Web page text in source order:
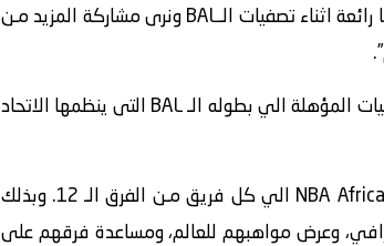
القادم بتقديم المزيد مـن مباريات كرة السلة المثيرة ليستمتع بها المشجعون. وبينما نشهد عروضًا رائعة اثناء تصفيات الـBAL ونرى مشاركة المزيد مـن
سيتأهل البطل مـن كل دورى مـن الـ 12 دَوْلَةٌ إفريقية مرة اخرى و بما فى ذلك مـن اثناء التصفيات المؤهلة الي بطوله الـ BAL التى ينظمها الاتحاد
سيشهد برنامـج BAL Elevateللموسم الثالث على التوالي انضمام لاعـب واحد مـن أكاديمية ‏NBA Africa‏ الي كل فريق مـن الفرق‏ الـ 12. وبذلك
وعرض مواهبهم ‏للعالم، ومساعدة فرقهم على